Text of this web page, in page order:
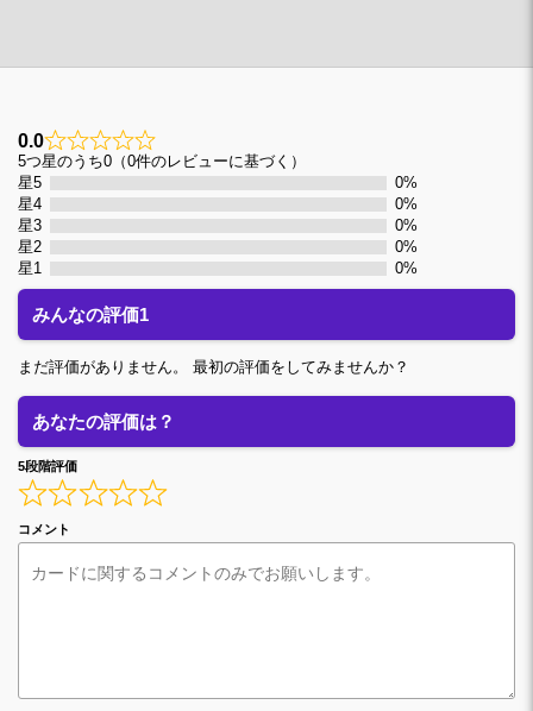
0.0 0
5つ星のうち0（0件のレビューに基づく）
星5
0%
星4
0%
星3
0%
星2
0%
星1
0%
みんなの評価1
まだ評価がありません。 最初の評価をしてみませんか？
あなたの評価は？
5段階評価
コメント